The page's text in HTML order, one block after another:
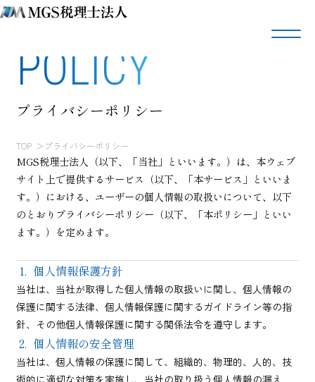
PRIVACY
POLICY
プライバシーポリシー
TOP プライバシーポリシー
MGS税理士法人（以下、「当社」といいます。）は、本ウェブ
サイト上で提供するサービス（以下、「本サービス」といいま
す。）における、ユーザーの個人情報の取扱いについて、以下
のとおりプライバシーポリシー（以下、「本ポリシー」といい
ます。）を定めます。
個人情報保護方針
当社は、当社が取得した個人情報の取扱いに関し、個人情報の
保護に関する法律、個人情報保護に関するガイドライン等の指
針、その他個人情報保護に関する関係法令を遵守します。
個人情報の安全管理
当社は、個人情報の保護に関して、組織的、物理的、人的、技
術的に適切な対策を実施し、当社の取り扱う個人情報の漏え